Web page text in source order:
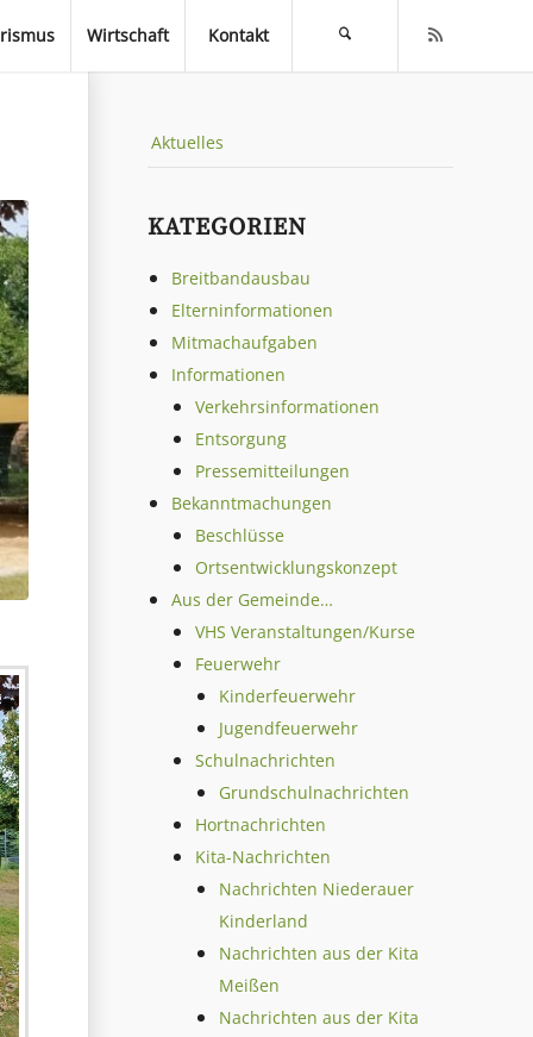
Wirtschaft Kontakt
Aktuelles
KATEGORIEN
Breitbandausbau
Elterninformationen
Mitmachaufgaben
Informationen
Verkehrsinformationen
Entsorgung
Pressemitteilungen
Bekanntmachungen
Beschlüsse
Ortsentwicklungskonzept
Aus der Gemeinde…
VHS Veranstaltungen/Kurse
Feuerwehr
Kinderfeuerwehr
Jugendfeuerwehr
Schulnachrichten
Grundschulnachrichten
Hortnachrichten
Kita-Nachrichten
Nachrichten Niederauer
Kinderland
Nachrichten aus der Kita
Meißen
Nachrichten aus der Kita